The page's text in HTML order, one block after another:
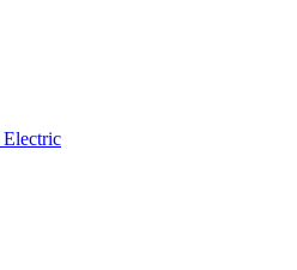
Electric